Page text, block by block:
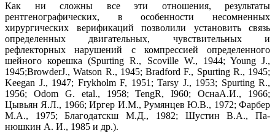
Как ни сложны все эти отношения, результаты
рентгенографических, в особенности несомненных
хирургических верификаций позволили установить связь
определенных двигательных, чувствительных и
рефлекторных нарушений с компрессией определенного
шейного корешка (Spurting R., Scoville W., 1944; Young J.,
1945;BrowderJ., Watson R., 1945; Bradford F., Spurting R., 1945;
Keegan J., 1947; Frykholm F, 1951; Tarsy J., 1953; Spurting R.,
1956; Odom G. etal., 1958; TengR, I960; ОснаА.И., 1966;
Цывьян Я.Л., 1966; Иргер И.М., Румянцев Ю.В., 1972; Фарбер
М.А., 1975; Благодатскш М.Д., 1982; Шустин В.А., Па-
нюшкин А. И., 1985 и др.).